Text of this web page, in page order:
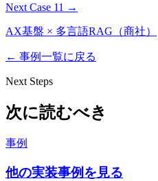
Next Case 11 →
AX基盤 × 多言語RAG（商社）
← 事例一覧に戻る
Next Steps
次に読むべき
事例
他の実装事例を見る